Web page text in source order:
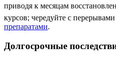
приводя к месяцам
курсов; чередуйте с
препаратами.
Долгосрочные